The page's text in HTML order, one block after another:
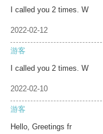
I called you 2 times. W
2022-02-12
游客
I called you 2 times. W
2022-02-10
游客
Hello, Greetings fr